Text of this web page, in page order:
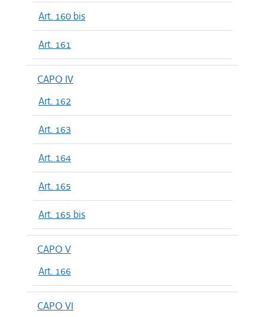
Art. 160 bis
Art. 161
CAPO IV
Art. 162
Art. 163
Art. 164
Art. 165
Art. 165 bis
CAPO V
Art. 166
CAPO VI